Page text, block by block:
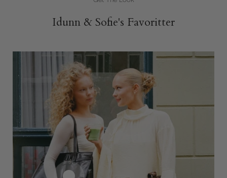
Idunn & Sofie's Favoritter